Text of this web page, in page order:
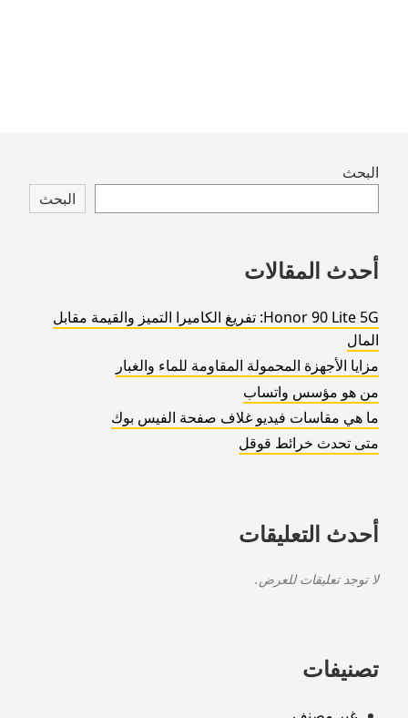
Skip
footer
البحث
البحث
أحدث المقالات
Honor 90 Lite 5G: تفريغ الكاميرا التميز والقيمة مقابل
المال
مزايا الأجهزة المحمولة المقاومة للماء والغبار
من هو مؤسس واتساب
ما هي مقاسات فيديو غلاف صفحة الفيس بوك
متى تحدث خرائط قوقل
أحدث التعليقات
لا توجد تعليقات للعرض.
تصنيفات